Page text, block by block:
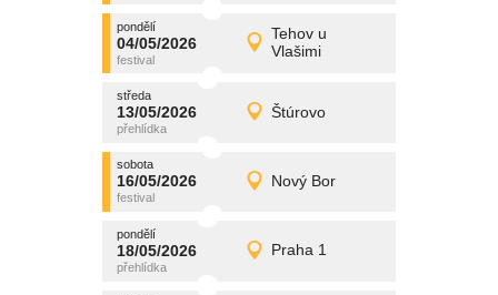
pondělí
04/05/2026
Tehov u
Vlašimi
pondělí
04/05/2026 Detail
promítání
středa
13/05/2026 Štúrovo
středa
13/05/2026 Detail
promítání
sobota
16/05/2026 Nový Bor
sobota
16/05/2026 Detail
promítání
pondělí
18/05/2026 Praha 1
pondělí
18/05/2026 Detail
promítání